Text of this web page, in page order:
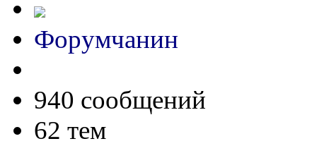
Форумчанин
940 сообщений
62 тем